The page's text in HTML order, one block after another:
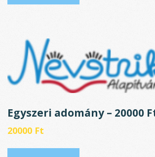
Egyszeri adomány – 20000
20000 Ft